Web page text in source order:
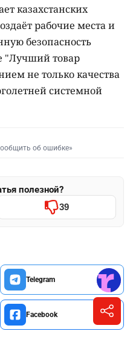
казахстанских
рабочие места и
безопасность
"Лучший товар
не только качества
системной
об ошибке»
полезной?
39
Telegram
Facebook